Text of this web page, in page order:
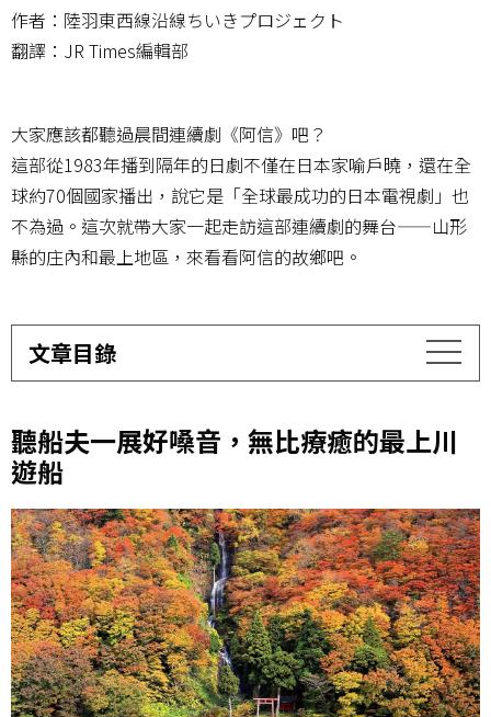
作者：陸羽東西線沿線ちいきプロジェクト
翻譯：JR Times編輯部
大家應該都聽過晨間連續劇《阿信》吧？
這部從1983年播到隔年的日劇不僅在日本家喻戶曉，還在全
球約70個國家播出，說它是「全球最成功的日本電視劇」也
不為過。這次就帶大家一起走訪這部連續劇的舞台——山形
縣的庄內和最上地區，來看看阿信的故鄉吧。
文章目錄
聽船夫一展好嗓音，無比療癒的最上川
遊船